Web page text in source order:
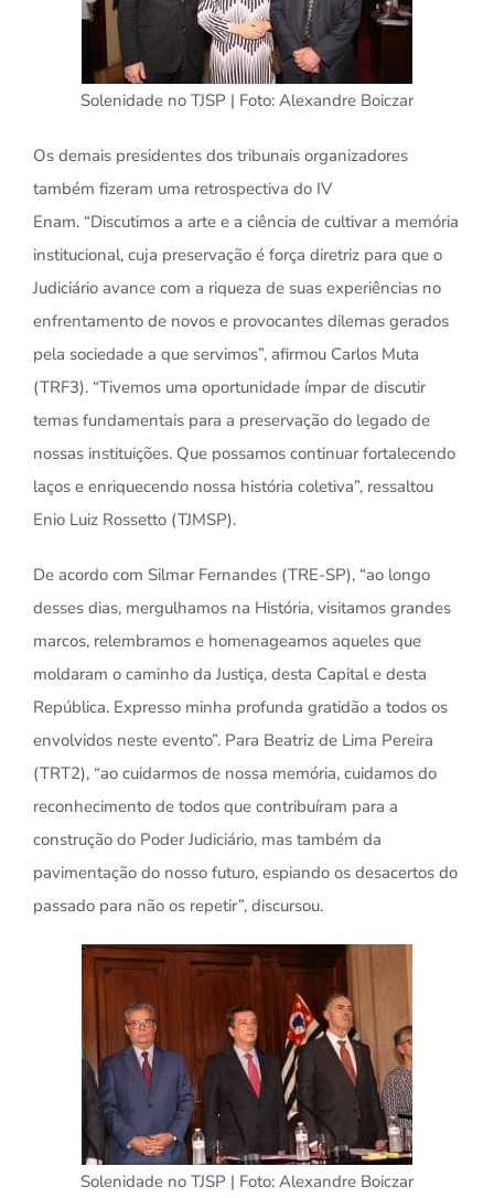
Solenidade no TJSP | Foto: Alexandre Boiczar
Os demais presidentes dos tribunais organizadores
também fizeram uma retrospectiva do IV
Enam. “Discutimos a arte e a ciência de cultivar a memória
institucional, cuja preservação é força diretriz para que o
Judiciário avance com a riqueza de suas experiências no
enfrentamento de novos e provocantes dilemas gerados
pela sociedade a que servimos”, afirmou Carlos Muta
(TRF3). “Tivemos uma oportunidade ímpar de discutir
temas fundamentais para a preservação do legado de
nossas instituições. Que possamos continuar fortalecendo
laços e enriquecendo nossa história coletiva”, ressaltou
Enio Luiz Rossetto (TJMSP).
De acordo com Silmar Fernandes (TRE-SP), “ao longo
desses dias, mergulhamos na História, visitamos grandes
marcos, relembramos e homenageamos aqueles que
moldaram o caminho da Justiça, desta Capital e desta
República. Expresso minha profunda gratidão a todos os
envolvidos neste evento”. Para Beatriz de Lima Pereira
(TRT2), “ao cuidarmos de nossa memória, cuidamos do
reconhecimento de todos que contribuíram para a
construção do Poder Judiciário, mas também da
pavimentação do nosso futuro, espiando os desacertos do
passado para não os repetir”, discursou.
Solenidade no TJSP | Foto: Alexandre Boiczar